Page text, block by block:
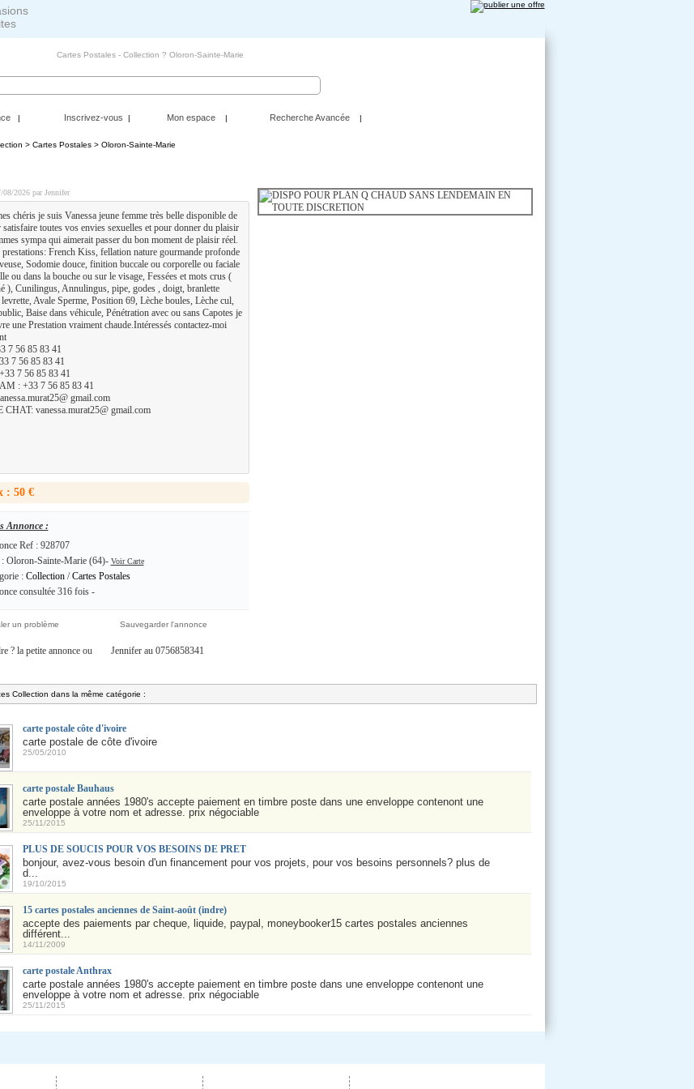
Cartes Postales - Collection ? Oloron-Sainte-Marie
| Inscrivez-vous | Mon espace | Recherche Avancée |
> Cartes Postales> Oloron-Sainte-Marie
08/2026 par Jennifer
chéris je suis Vanessa jeune femme très belle disponible de
satisfaire toutes vos envies sexuelles et pour donner du plaisir
sympa qui aimerait passer du bon moment de plaisir réel.
prestations: French Kiss, fellation nature gourmande profonde
Sodomie douce, finition buccale ou corporelle ou faciale
ou dans la bouche ou sur le visage, Fessées et mots crus (
), Cunilingus, Annulingus, pipe, godes , doigt, branlette
Avale Sperme, Position 69, Lèche boules, Lèche cul,
Baise dans véhicule, Pénétration avec ou sans Capotes je
une Prestation vraiment chaude.Intéressés contactez-moi
7 56 85 83 41
7 56 85 83 41
7 56 85 83 41
: +33 7 56 85 83 41
gmail.com
CHAT: vanessa.murat25@ gmail.com
: 50 €
Annonce :
Ref : 928707
Oloron-Sainte-Marie (64)- Voir Carte
: Collection/Cartes Postales
consultée 316 fois -
un problème Sauvegarder l'annonce
ou Jennifer au 0756858341
Collection dans la même catégorie :
carte postale côte d'ivoire
carte postale de côte d'ivoire
25/05/2010
carte postale Bauhaus
carte postale années 1980's accepte paiement en timbre poste dans une enveloppe contenont une
enveloppe à votre nom et adresse. prix négociable
25/11/2015
PLUS DE SOUCIS POUR VOS BESOINS DE PRET
bonjour, avez-vous besoin d'un financement pour vos projets, pour vos besoins personnels? plus de
d...
19/10/2015
15 cartes postales anciennes de Saint-août (indre)
accepte des paiements par cheque, liquide, paypal, moneybooker15 cartes postales anciennes
différent...
14/11/2009
carte postale Anthrax
carte postale années 1980's accepte paiement en timbre poste dans une enveloppe contenont une
enveloppe à votre nom et adresse. prix négociable
25/11/2015